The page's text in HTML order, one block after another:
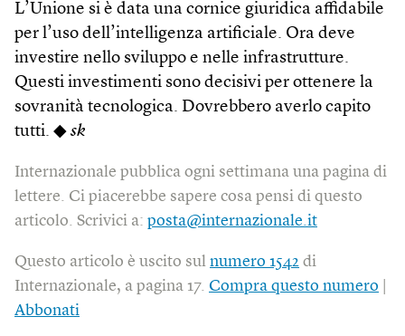
L’Unione si è data una cornice giuridica affidabile
per l’uso dell’intelligenza artificiale. Ora deve
investire nello sviluppo e nelle infrastrutture.
Questi investimenti sono decisivi per ottenere la
sovranità tecnologica. Dovrebbero averlo capito
tutti. ◆ sk
Internazionale pubblica ogni settimana una pagina di
lettere. Ci piacerebbe sapere cosa pensi di questo
articolo. Scrivici a: posta@internazionale.it
Questo articolo è uscito sul numero 1542 di
Internazionale, a pagina 17. Compra questo numero
Abbonati